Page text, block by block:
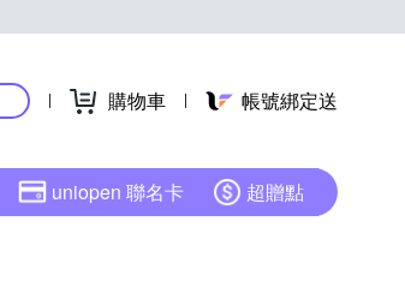
購物車 帳號綁定送
uniopen 聯名卡 超贈點